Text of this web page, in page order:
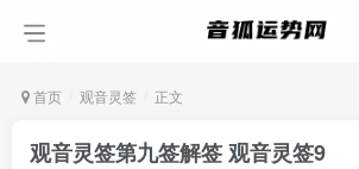
首页 观音灵签 正文
观音灵签第九签解签 观音灵签9